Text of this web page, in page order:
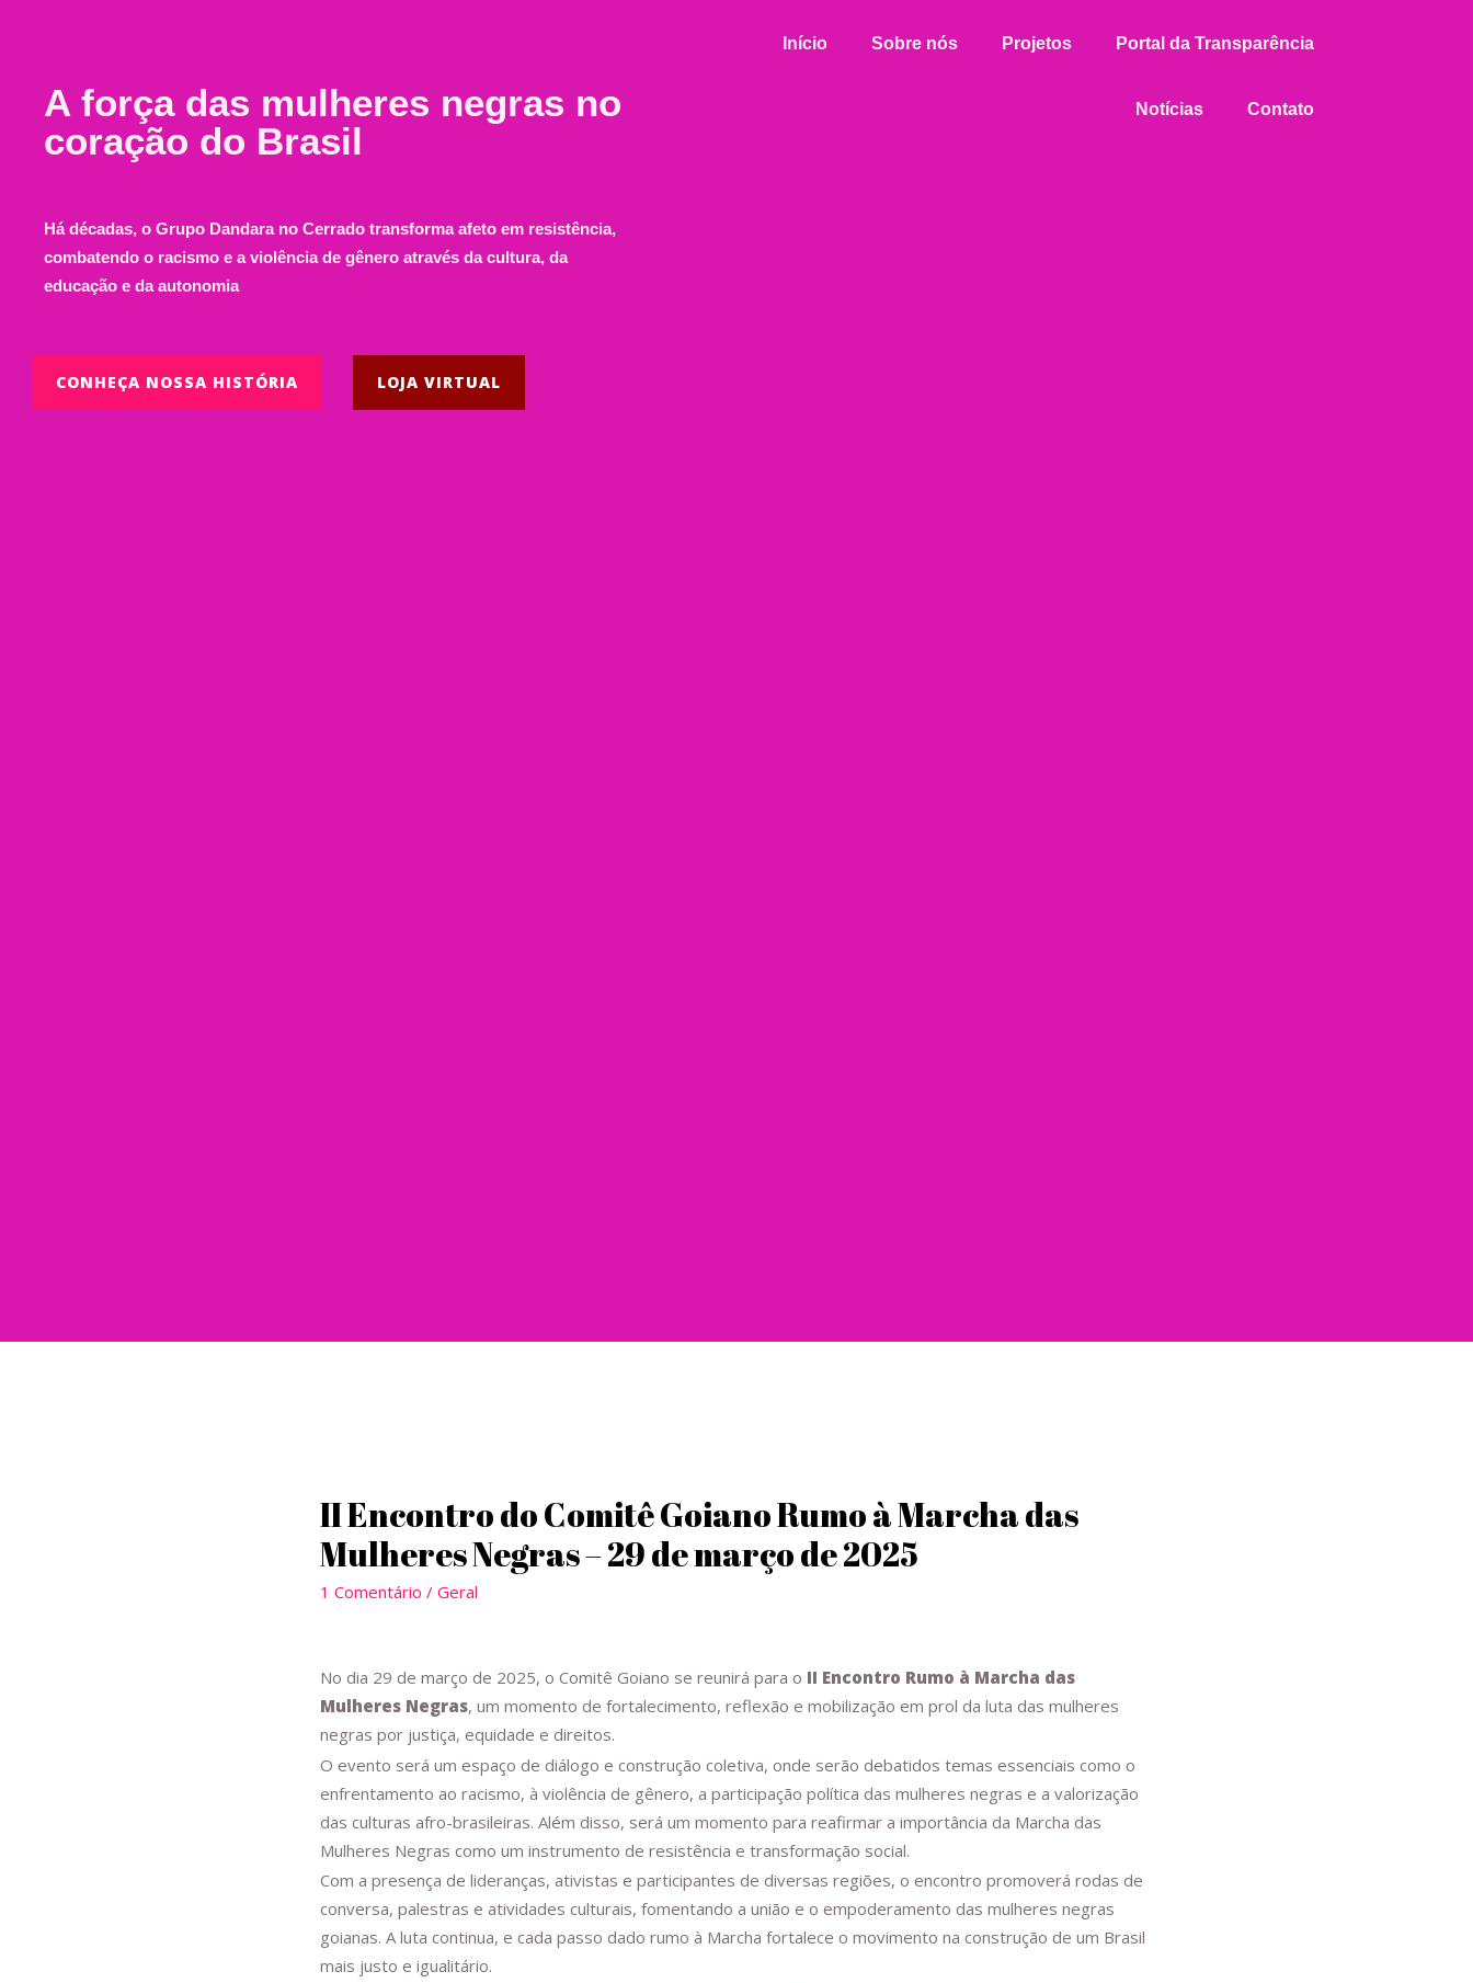
A força das mulheres negras no
coração do Brasil
Há décadas, o Grupo Dandara no Cerrado transforma afeto em resistência,
combatendo o racismo e a violência de gênero através da cultura, da
educação e da autonomia
CONHEÇA NOSSA HISTÓRIA LOJA VIRTUAL
Início Sobre nós Projetos Portal da Transparência
Notícias Contato
II Encontro do Comitê Goiano Rumo à Marcha das
Mulheres Negras – 29 de março de 2025
1 Comentário /Geral
No dia 29 de março de 2025, o Comitê Goiano se reunirá para o II Encontro Rumo à Marcha das
Mulheres Negras, um momento de fortalecimento, reflexão e mobilização em prol da luta das mulheres
negras por justiça, equidade e direitos.
O evento será um espaço de diálogo e construção coletiva, onde serão debatidos temas essenciais como o
enfrentamento ao racismo, à violência de gênero, a participação política das mulheres negras e a valorização
das culturas afro-brasileiras. Além disso, será um momento para reafirmar a importância da Marcha das
Mulheres Negras como um instrumento de resistência e transformação social.
Com a presença de lideranças, ativistas e participantes de diversas regiões, o encontro promoverá rodas de
conversa, palestras e atividades culturais, fomentando a união e o empoderamento das mulheres negras
goianas. A luta continua, e cada passo dado rumo à Marcha fortalece o movimento na construção de um Brasil
mais justo e igualitário.